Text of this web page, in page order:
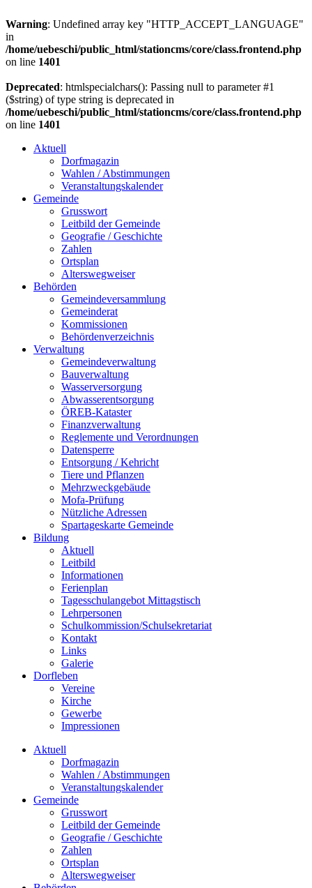
Warning: Undefined array key "HTTP_ACCEPT_LANGUAGE"
in
/home/uebeschi/public_html/stationcms/core/class.frontend.php
on line 1401
Deprecated: htmlspecialchars(): Passing null to parameter #1
($string) of type string is deprecated in
/home/uebeschi/public_html/stationcms/core/class.frontend.php
on line 1401
Aktuell
Dorfmagazin
Wahlen / Abstimmungen
Veranstaltungskalender
Gemeinde
Grusswort
Leitbild der Gemeinde
Geografie / Geschichte
Zahlen
Ortsplan
Alterswegweiser
Behörden
Gemeindeversammlung
Gemeinderat
Kommissionen
Behördenverzeichnis
Verwaltung
Gemeindeverwaltung
Bauverwaltung
Wasserversorgung
Abwasserentsorgung
ÖREB-Kataster
Finanzverwaltung
Reglemente und Verordnungen
Datensperre
Entsorgung / Kehricht
Tiere und Pflanzen
Mehrzweckgebäude
Mofa-Prüfung
Nützliche Adressen
Spartageskarte Gemeinde
Bildung
Aktuell
Leitbild
Informationen
Ferienplan
Tagesschulangebot Mittagstisch
Lehrpersonen
Schulkommission/Schulsekretariat
Kontakt
Links
Galerie
Dorfleben
Vereine
Kirche
Gewerbe
Impressionen
Aktuell
Dorfmagazin
Wahlen / Abstimmungen
Veranstaltungskalender
Gemeinde
Grusswort
Leitbild der Gemeinde
Geografie / Geschichte
Zahlen
Ortsplan
Alterswegweiser